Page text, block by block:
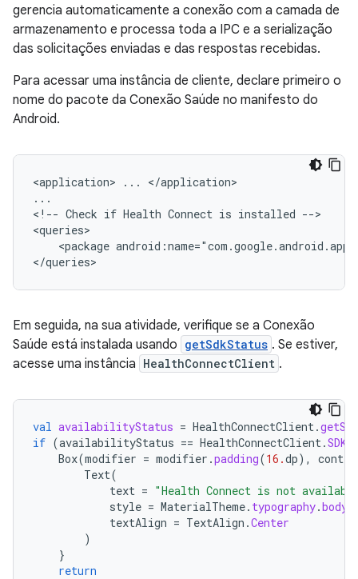
gerencia automaticamente a conexão com a camada de
armazenamento e processa toda a IPC e a serialização
das solicitações enviadas e das respostas recebidas.
Para acessar uma instância de cliente, declare primeiro o
nome do pacote da Conexão Saúde no manifesto do
Android.
<application> ...
</application>
...
<!-- Check if Health Connect is installed -->
<package
Em seguida, na sua atividade, verifique se a Conexão
Saúde está instalada usando getSdkStatus . Se estiver,
acesse uma instância HealthConnectClient .
val availabilityStatus = HealthConnectClient.
if (availabilityStatus == HealthConnectClient.
Box(modifier = modifier .padding(16.dp),
Text(
text = "Health Connect is not
style = MaterialTheme. typography.
textAlign = TextAlign .Center
)
}
return